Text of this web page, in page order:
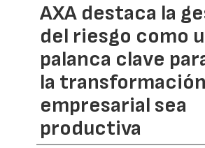
AXA destaca la
del riesgo como
palanca clave
la transformación
empresarial sea
productiva